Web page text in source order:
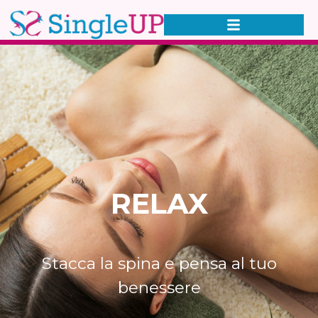
RELAX
Stacca la spina e pensa al tuo
benessere